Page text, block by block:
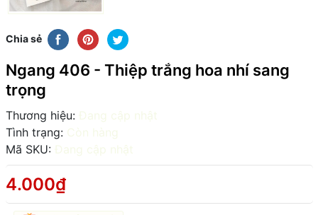
Chia sẻ
Ngang 406 - Thiệp trắng hoa nhí sang
trọng
Thương hiệu: Đang cập nhật
Tình trạng: Còn hàng
Mã SKU: Đang cập nhật
4.000₫